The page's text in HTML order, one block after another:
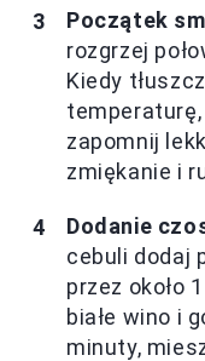
Początek
rozgrzej
Kiedy
zapomnij
zmiękanie i
Dodanie
cebuli dodaj
przez około
białe wino i
minuty,